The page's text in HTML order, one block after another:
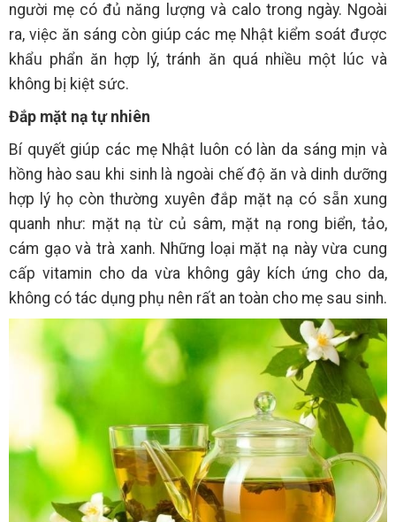
người mẹ có đủ năng lượng và calo trong ngày. Ngoài
ra, việc ăn sáng còn giúp các mẹ Nhật kiểm soát được
khẩu phẩn ăn hợp lý, tránh ăn quá nhiều một lúc và
không bị kiệt sức.
Đắp mặt nạ tự nhiên
Bí quyết giúp các mẹ Nhật luôn có làn da sáng mịn và
hồng hào sau khi sinh là ngoài chế độ ăn và dinh dưỡng
hợp lý họ còn thường xuyên đắp mặt nạ có sẵn xung
quanh như: mặt nạ từ củ sâm, mặt nạ rong biển, tảo,
cám gạo và trà xanh. Những loại mặt nạ này vừa cung
cấp vitamin cho da vừa không gây kích ứng cho da,
không có tác dụng phụ nên rất an toàn cho mẹ sau sinh.